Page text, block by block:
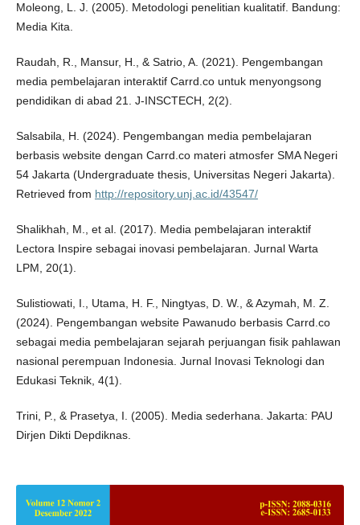
Moleong, L. J. (2005). Metodologi penelitian kualitatif. Bandung:
Media Kita.
Raudah, R., Mansur, H., & Satrio, A. (2021). Pengembangan
media pembelajaran interaktif Carrd.co untuk menyongsong
pendidikan di abad 21. J-INSCTECH, 2(2).
Salsabila, H. (2024). Pengembangan media pembelajaran
berbasis website dengan Carrd.co materi atmosfer SMA Negeri
54 Jakarta (Undergraduate thesis, Universitas Negeri Jakarta).
Retrieved from http://repository.unj.ac.id/43547/
Shalikhah, M., et al. (2017). Media pembelajaran interaktif
Lectora Inspire sebagai inovasi pembelajaran. Jurnal Warta
LPM, 20(1).
Sulistiowati, I., Utama, H. F., Ningtyas, D. W., & Azymah, M. Z.
(2024). Pengembangan website Pawanudo berbasis Carrd.co
sebagai media pembelajaran sejarah perjuangan fisik pahlawan
nasional perempuan Indonesia. Jurnal Inovasi Teknologi dan
Edukasi Teknik, 4(1).
Trini, P., & Prasetya, I. (2005). Media sederhana. Jakarta: PAU
Dirjen Dikti Depdiknas.